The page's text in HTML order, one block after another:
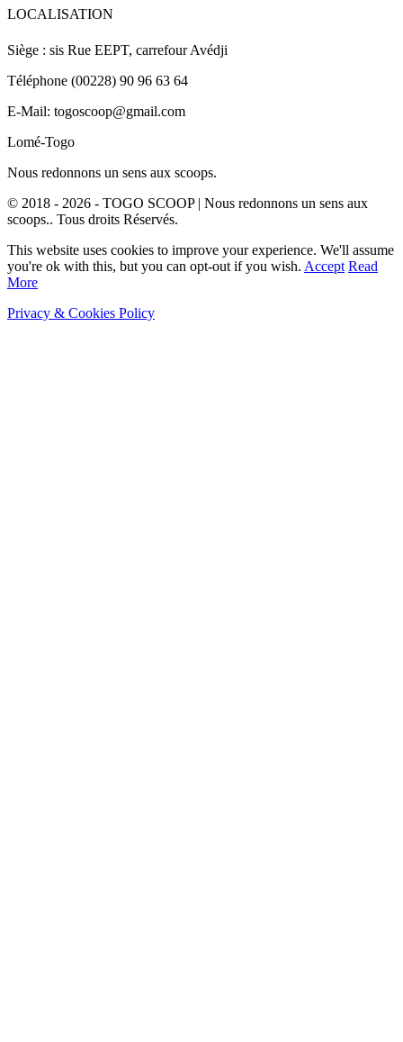
LOCALISATION
Siège : sis Rue EEPT, carrefour Avédji
Téléphone (00228) 90 96 63 64
E-Mail: togoscoop@gmail.com
Lomé-Togo
Nous redonnons un sens aux scoops.
© 2018 - 2026 - TOGO SCOOP | Nous redonnons un sens aux
scoops.. Tous droits Réservés.
This website uses cookies to improve your experience. We'll assume
you're ok with this, but you can opt-out if you wish. Accept Read
More
Privacy & Cookies Policy